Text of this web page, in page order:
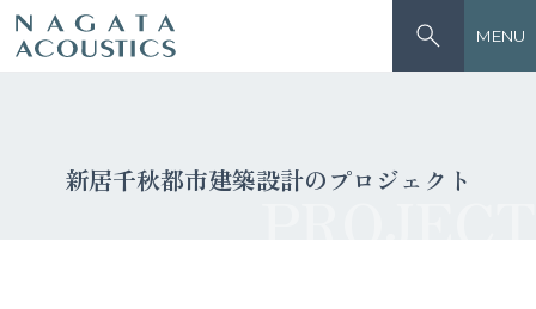
MENU
新居千秋都市建築設計のプロジェクト
PROJECT